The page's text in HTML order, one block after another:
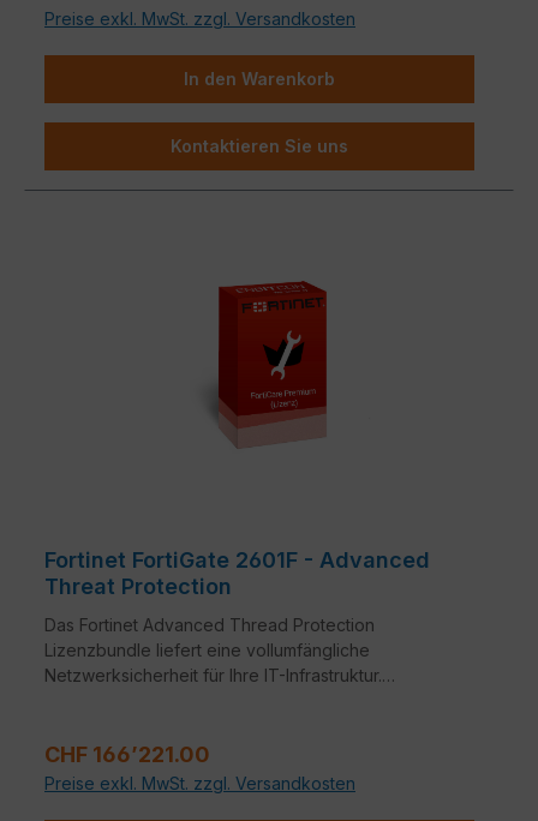
Preise exkl. MwSt. zzgl. Versandkosten
In den Warenkorb
Kontaktieren Sie uns
Fortinet FortiGate 2601F - Advanced
Threat Protection
Das Fortinet Advanced Thread Protection
Lizenzbundle liefert eine vollumfängliche
Netzwerksicherheit für Ihre IT-Infrastruktur.
Prevention System (IPS) und Anti-Virus.
Regulärer Preis:
CHF 166’221.00
Preise exkl. MwSt. zzgl. Versandkosten